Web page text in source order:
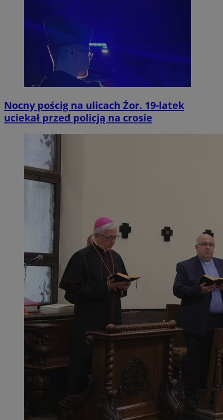
Nocny pościg na ulicach Żor. 19-latek
uciekał przed policją na crosie